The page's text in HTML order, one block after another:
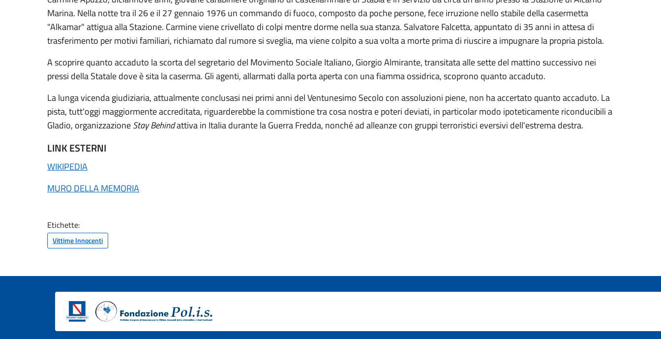
Marina. Nella notte tra il 26 e il 27 gennaio 1976 un commando di fuoco, composto da poche persone, fece irruzione nello stabile della casermetta
"Alkamar" attigua alla Stazione. Carmine viene crivellato di colpi mentre dorme nella sua stanza. Salvatore Falcetta, appuntato di 35 anni in attesa di
trasferimento per motivi familiari, richiamato dal rumore si sveglia, ma viene colpito a sua volta a morte prima di riuscire a impugnare la propria pistola.
A scoprire quanto accaduto la scorta del segretario del Movimento Sociale Italiano, Giorgio Almirante, transitata alle sette del mattino successivo nei
pressi della Statale dove è sita la caserma. Gli agenti, allarmati dalla porta aperta con una fiamma ossidrica, scoprono quanto accaduto.
La lunga vicenda giudiziaria, attualmente conclusasi nei primi anni del Ventunesimo Secolo con assoluzioni piene, non ha accertato quanto accaduto. La
pista, tutt'oggi maggiormente accreditata, riguarderebbe la commistione tra cosa nostra e poteri deviati, in particolar modo ipoteticamente riconducibili a
Gladio, organizzazioneStay Behindattiva in Italia durante la Guerra Fredda, nonché ad alleanze con gruppi terroristici eversivi dell'estrema destra.
LINK ESTERNI
WIKIPEDIA
MURO DELLA MEMORIA
Etichette:
Vittime Innocenti